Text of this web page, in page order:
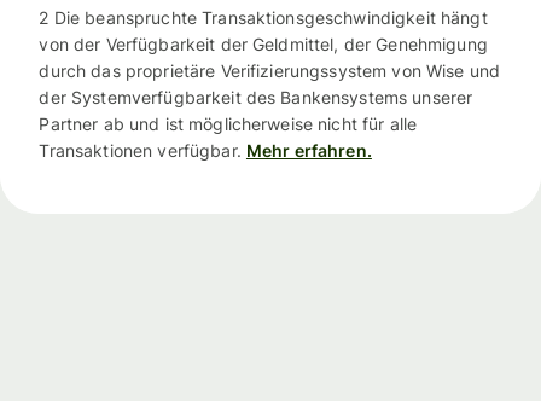
2 Die beanspruchte Transaktionsgeschwindigkeit hängt
von der Verfügbarkeit der Geldmittel, der Genehmigung
durch das proprietäre Verifizierungssystem von Wise und
der Systemverfügbarkeit des Bankensystems unserer
Partner ab und ist möglicherweise nicht für alle
Transaktionen verfügbar. Mehr erfahren.